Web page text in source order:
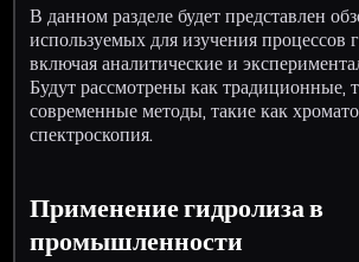
В данном разделе будет представлен
используемых для изучения процессов
включая аналитические и
Будут рассмотрены как традиционные,
современные методы, такие как
спектроскопия.
Применение гидролиза в
промышленности